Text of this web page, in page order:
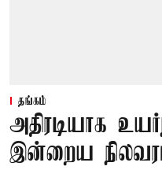
தங்கம்
அதிரடியாக
இன்றைய